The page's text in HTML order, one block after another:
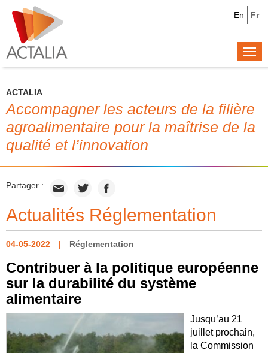
Fr
En
ACTALIA
Accompagner les acteurs de la filière
agroalimentaire pour la maîtrise de la
qualité et l’innovation
Partager :
Actualités Réglementation
04-05-2022 Réglementation
Contribuer à la politique européenne
sur la durabilité du système
alimentaire
Jusqu’au 21
juillet prochain,
la Commission